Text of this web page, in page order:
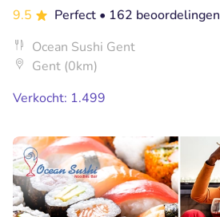
9.5
Perfect • 162 beoordelingen
Ocean Sushi Gent
Gent (0km)
Verkocht: 1.499